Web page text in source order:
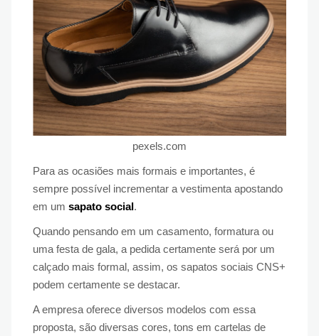
pexels.com
Para as ocasiões mais formais e importantes, é
sempre possível incrementar a vestimenta apostando
em um sapato social.
Quando pensando em um casamento, formatura ou
uma festa de gala, a pedida certamente será por um
calçado mais formal, assim, os sapatos sociais CNS+
podem certamente se destacar.
A empresa oferece diversos modelos com essa
proposta, são diversas cores, tons em cartelas de